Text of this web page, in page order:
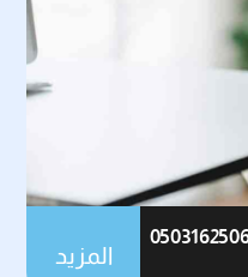
المزيد